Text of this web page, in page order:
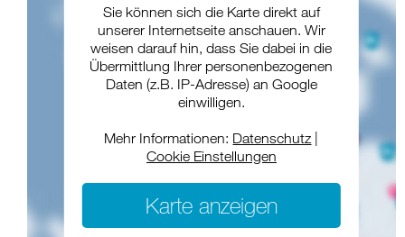
Sie können sich die Karte direkt auf
unserer Internetseite anschauen. Wir
weisen darauf hin, dass Sie dabei in die
Übermittlung Ihrer personenbezogenen
Daten (z.B. IP-Adresse) an Google
einwilligen.
Mehr Informationen: Datenschutz
Cookie Einstellungen
Karte anzeigen